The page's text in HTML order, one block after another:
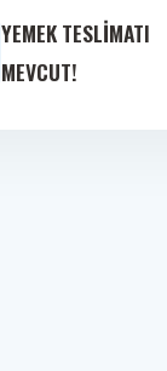
YEMEK TESLIMATI
MEVCUT!